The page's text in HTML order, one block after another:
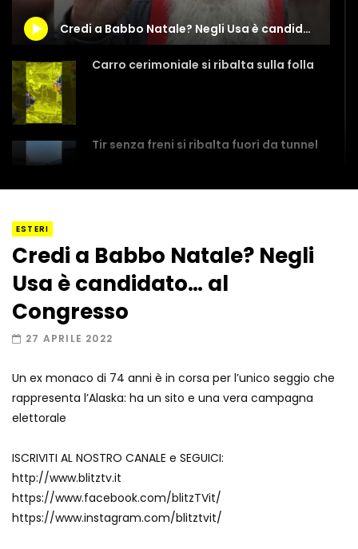
Credi a Babbo Natale? Negli Usa è candidato… al Congresso
Carro cerimoniale si ribalta sulla folla
Tir senza freni si ribalta fuori da tunnel
Amiocuggino fa saltare in aria il drone
Record di baci in 30 secondi
Due navi USA si scontrano in mare
ESTERI
Credi a Babbo Natale? Negli
Usa è candidato… al
Congresso
27 APRILE 2022
Un ex monaco di 74 anni è in corsa per l’unico seggio che
rappresenta l’Alaska: ha un sito e una vera campagna
elettorale
ISCRIVITI AL NOSTRO CANALE e SEGUICI:
http://www.blitztv.it
https://www.facebook.com/blitzTVit/
https://www.instagram.com/blitztvit/